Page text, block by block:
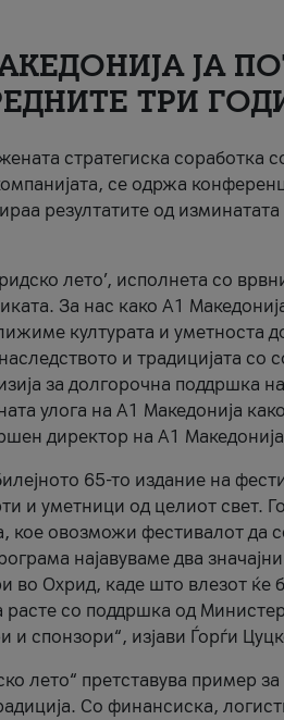
ЈА
ТРИ
стратегиска соработка
се одржа
резултатите од изминатата
лето’, исполнета со
За нас како A1
културата и уметноста
и традицијата со
за долгорочна поддршка
улога на A1 Македонија
директор на A1
65-то издание на
и уметници од целиот свет.
кое овозможи фестивалот да
најавуваме два
во Охрид, каде што влезот ќе
со поддршка од
спонзори“, изјави Ѓорѓи
лето“ претставува пример
Со финансиска,